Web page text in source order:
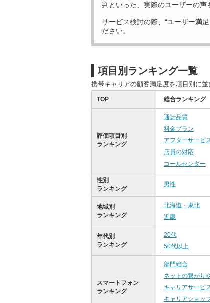
判といった、実際のユーザーの声
サービス検討の際、“ユーザー満
ださい。
項目別ランキング一覧
携帯キャリアの顧客満足度を項目別に
TOP 総合ランキング
評価項目別
ランキング
通話品質
料金プラン
アフターサービ
店員の対応
コールセンター
性別
ランキング
男性
地域別
ランキング
北海道・東北
近畿
年代別
ランキング
20代
50代以上
スマートフォン
ランキング
部門総合
ネットの繋がり
キャリアサービ
キャリアショッ